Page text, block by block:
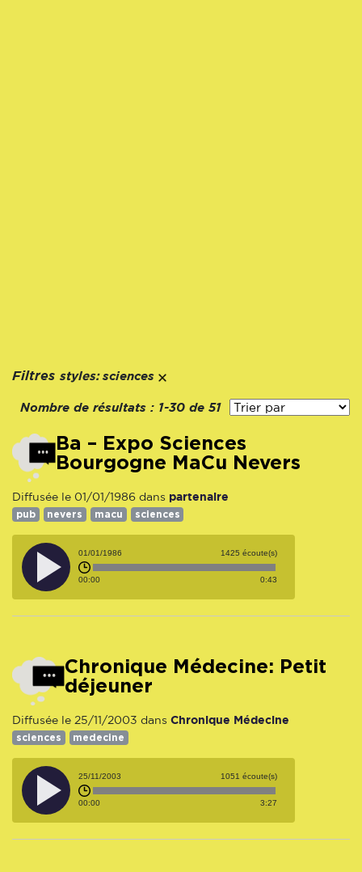
Filtres styles: sciences
Nombre de résultats : 1-30 de 51
Ba – Expo Sciences
Bourgogne MaCu Nevers
Diffusée le 01/01/1986 dans partenaire
pub nevers macu sciences
01/01/1986 1425 écoute(s)
00:00 0:43
Chronique Médecine: Petit
déjeuner
Diffusée le 25/11/2003 dans Chronique Médecine
sciences medecine
25/11/2003 1051 écoute(s)
00:00 3:27